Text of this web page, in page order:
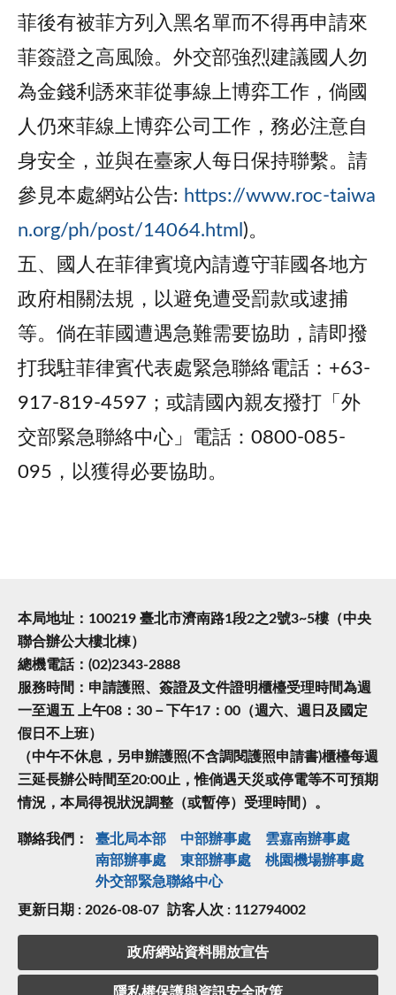
菲後有被菲方列入黑名單而不得再申請來
菲簽證之高風險。外交部強烈建議國人勿
為金錢利誘來菲從事線上博弈工作，倘國
人仍來菲線上博弈公司工作，務必注意自
身安全，並與在臺家人每日保持聯繫。請
參見本處網站公告: https://www.roc-taiwa
n.org/ph/post/14064.html )。
五、國人在菲律賓境內請遵守菲國各地方
政府相關法規，以避免遭受罰款或逮捕
等。倘在菲國遭遇急難需要協助，請即撥
打我駐菲律賓代表處緊急聯絡電話：+63-
917-819-4597；或請國內親友撥打「外
交部緊急聯絡中心」電話：0800-085-
095，以獲得必要協助。
本局地址：100219 臺北市濟南路1段2之2號3~5樓（中央
聯合辦公大樓北棟）
總機電話：(02)2343-2888
服務時間：申請護照、簽證及文件證明櫃檯受理時間為週
一至週五 上午08：30－下午17：00（週六、週日及國定
假日不上班）
（中午不休息，另申辦護照(不含調閱護照申請書)櫃檯每週
三延長辦公時間至20:00止，惟倘遇天災或停電等不可預期
情況，本局得視狀況調整（或暫停）受理時間）。
聯絡我們： 臺北局本部 中部辦事處
雲嘉南辦事處
南部辦事處
東部辦事處
桃園機場辦事處
外交部緊急聯絡中⼼
更新日期 : 2026-08-07 訪客人次 : 112794002
政府網站資料開放宣告